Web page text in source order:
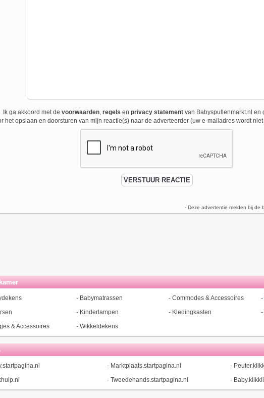
Ik ga akkoord met de voorwaarden, regels en privacy statementvan Babyspullenmarkt.nl en
het opslaan en doorsturen van mijn reactie(s) naar de adverteerder (uw e-mailadres wordt
- Deze advertentie melden bij de
- Babymatrassen - Commodes & Accessoires -
- Kinderlampen - Kledingkasten -
& Accessoires - Wikkeldekens
- Marktplaats.startpagina.nl -
- Tweedehands.startpagina.nl -